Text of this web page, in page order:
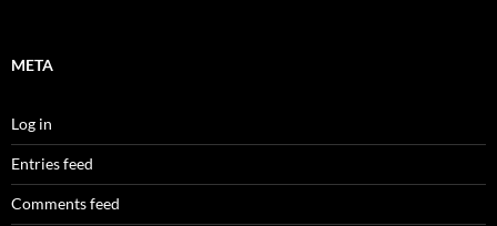
META
Log in
Entries feed
Comments feed